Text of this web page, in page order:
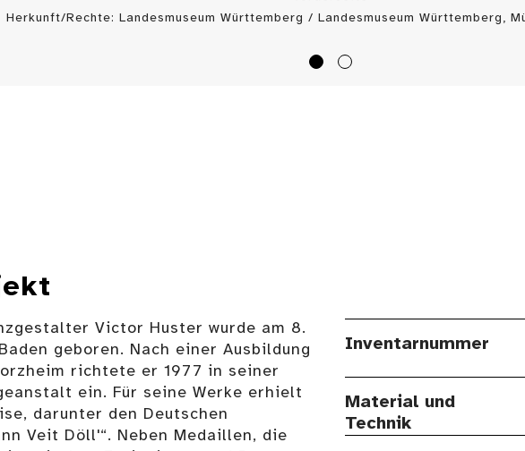
Herkunft/Rechte: Landesmuseum Württemberg / Landesmuseum Württemberg,
Victor Huster wurde am 8.
geboren. Nach einer Ausbildung
richtete er 1977 in seiner
ein. Für seine Werke erhielt
darunter den Deutschen
Veit Döll'“. Neben Medaillen, die
Inventarnummer
Material und
Technik